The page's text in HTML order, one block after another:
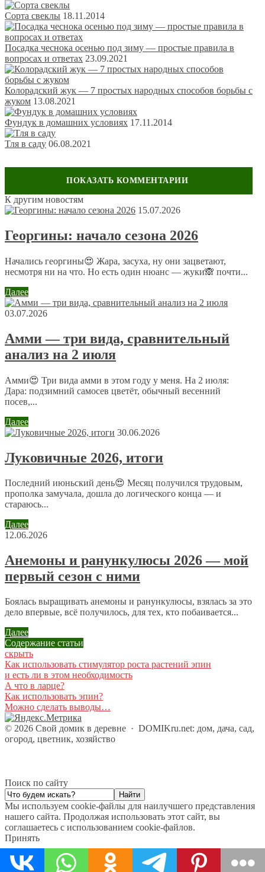
Сорта свеклы 18.11.2014
Посадка чеснока осенью под зиму — простые правила в
вопросах и ответах 23.09.2021
Колорадский жук — 7 простых народных способов борьбы с
жуком 13.08.2021
Фундук в домашних условиях 17.11.2014
Тля в саду 06.08.2021
Обсуждение: 9 комментариев
Александр
13 мая 2014 в 22:35
Одним словом стимуляторы роста делают свое дело и
растение развивается хорошо, а вот последствия для
14 мая 2014 в 1:39
Статья в тему — вчера буквально на работе говорили
об этом Эпин — экстра, теперь у меня полная
информация о нем, спасибо.
14 мая 2014 в 10:28
@ Наталья:
Препарат действительно стал популярным, но
применять все стоит с осторожностью и при
необходимости, в растениях и так достаточно всех
16 мая 2014 в 0:24
Не приходилось пользоваться, хотя я и не знала, что
подсказывал, что стимулятор роста — это что — то
противоестественное для растений
Нина
17 мая 2014 в 4:30
Спасибо Сашенька за статью! Я подобные
стимуляторы никогда не использовала, так как не
особо в них почему-то верю… но почитать и узнать
информацию было интересно.
Какие неожиданные сведения! Я использую Эпин для
замачивания семян — эффект заметный. Но мне
никогда не приходило в голову выяснить, из чего он
сделан и что содержит.
Спасибо за информацию. Буду очень внимательно
относиться к дозировке, а может быть обойдусь и без
него.
Спасибо.
К другим новостям
15.07.2026
Георгины: начало сезона 2026
Начались георгины😍 Жара, засуха, ну они зацветают,
несмотря ни на что. Но есть один нюанс — жуки🙈 почти...
Далее
03.07.2026
Амми — три вида, сравнительный
анализ на 2 июля
Амми😍 Три вида амми в этом году у меня. На 2 июля:
Дара: подзимний самосев цветёт, обычный весенний
посев,...
Далее
30.06.2026
Луковичные 2026, итоги
Последний июньский день😍 Месяц получился трудовым,
прополка замучала, дошла до логического конца — и
стараюсь...
Далее
12.06.2026
Анемоны и ранункулюсы 2026 — мой
первый сезон с ними
Боялась выращивать анемоны и ранункулюсы, взялась за это
дело впервые, всё получилось, для тех, кто побаивается...
Далее
Содержание статьи
скрыть
Как использовать стимулятор роста растений эпин
и есть ли в этом необходимость
А что в ларце?
Как использовать эпин?
Можно сделать выводы…
© 2026 Свой домик в деревне · DOMIKru.net: дом, дача, сад,
огород, цветник, хозяйство
Поиск по сайту
Мы используем cookie-файлы для наилучшего представления
нашего сайта. Продолжая использовать этот сайт, вы
соглашаетесь с использованием cookie-файлов.
Принять